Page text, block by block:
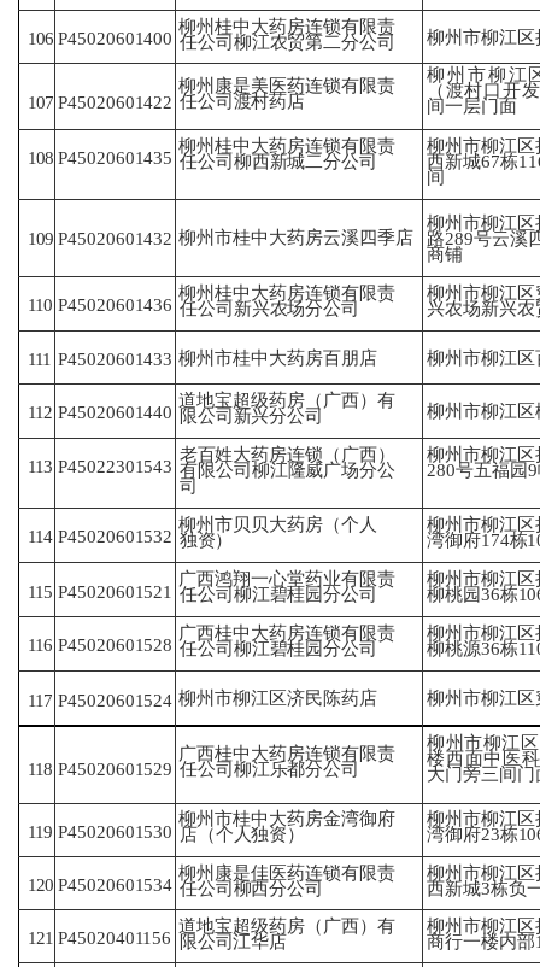
106 P45020601400
柳州桂中大药房连锁有限责
任公司柳江农贸第二分公司 柳州市柳江
107 P45020601422
柳州康是美医药连锁有限责
任公司渡村药店
柳州市柳江
（渡村口开
间一层门面
108 P45020601435
柳州桂中大药房连锁有限责
任公司柳西新城二分公司
柳州市柳江区
西新城67栋
间
109 P45020601432 柳州市桂中大药房云溪四季店
柳州市柳江
路289号云溪
商铺
110 P45020601436
柳州桂中大药房连锁有限责
任公司新兴农场分公司
柳州市柳江区
兴农场新兴农
111 P45020601433 柳州市桂中大药房百朋店 柳州市柳江
112 P45020601440
道地宝超级药房（广西）有
限公司新兴分公司 柳州市柳江区
113 P45022301543
老百姓大药房连锁（广西）
有限公司柳江隆威广场分公
司
柳州市柳江
280号五福园
114 P45020601532
柳州市贝贝大药房（个人
独资）
柳州市柳江区
湾御府174栋
115 P45020601521
广西鸿翔一心堂药业有限责
任公司柳江碧桂园分公司
柳州市柳江区
柳桃园36栋
116 P45020601528
广西桂中大药房连锁有限责
任公司柳江碧桂园分公司
柳州市柳江区
柳桃源36栋
117 P45020601524 柳州市柳江区济民陈药店 柳州市柳江
118 P45020601529
广西桂中大药房连锁有限责
任公司柳江乐都分公司
柳州市柳江
楼西面中医
大门旁三间门
119 P45020601530
柳州市桂中大药房金湾御府
店 （个人独资）
柳州市柳江区
湾御府23栋
120 P45020601534
柳州康是佳医药连锁有限责
任公司柳西分公司
柳州市柳江区
西新城3栋负
121 P45020401156
道地宝超级药房（广西）有
限公司江华店
柳州市柳江
商行一楼内部